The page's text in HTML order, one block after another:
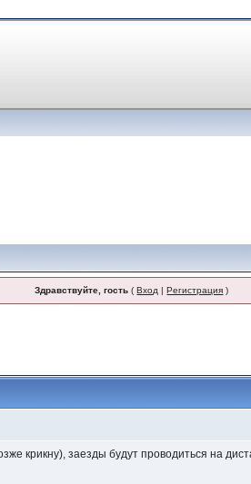
Здравствуйте, гость (Вход |Регистрация )
крикну), заезды будут проводиться на